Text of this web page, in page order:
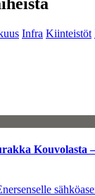
Infra Kiinteistöt